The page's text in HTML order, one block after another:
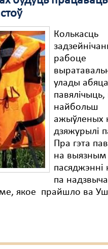
Колькасць
рабоце
улады
павялічыць,
найбольш
ажыўленых
дзяжурылі
Пра гэта
на выязным
пасяджэнні
па
якое прайшло ва